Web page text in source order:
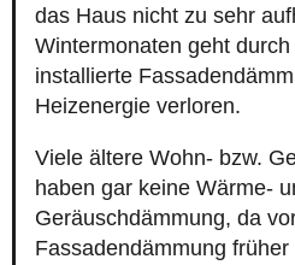
das Haus nicht zu sehr
Wintermonaten geht
installierte
Heizenergie verloren.
Viele ältere Wohn- bzw.
haben gar keine Wärme-
Geräuschdämmung, da
Fassadendämmung